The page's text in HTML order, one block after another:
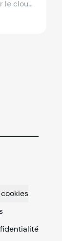
le cloud
SIGN